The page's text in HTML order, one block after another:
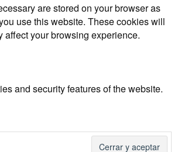
are stored on your browser as
use this website. These cookies will
affect your browsing experience.
and security features of the website.
other embedded contents are termed